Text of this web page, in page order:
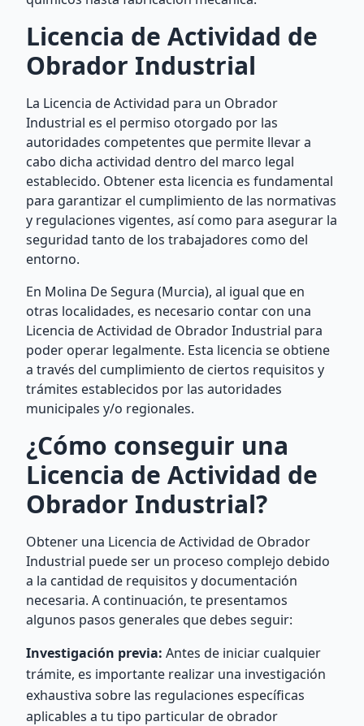
Licencia de Actividad de
Obrador Industrial
La Licencia de Actividad para un Obrador
Industrial es el permiso otorgado por las
autoridades competentes que permite llevar a
cabo dicha actividad dentro del marco legal
establecido. Obtener esta licencia es fundamental
para garantizar el cumplimiento de las normativas
y regulaciones vigentes, así como para asegurar la
seguridad tanto de los trabajadores como del
entorno.
En Molina De Segura (Murcia), al igual que en
otras localidades, es necesario contar con una
Licencia de Actividad de Obrador Industrial para
poder operar legalmente. Esta licencia se obtiene
a través del cumplimiento de ciertos requisitos y
trámites establecidos por las autoridades
municipales y/o regionales.
¿Cómo conseguir una
Licencia de Actividad de
Obrador Industrial?
Obtener una Licencia de Actividad de Obrador
Industrial puede ser un proceso complejo debido
a la cantidad de requisitos y documentación
necesaria. A continuación, te presentamos
algunos pasos generales que debes seguir:
Investigación previa: Antes de iniciar cualquier
trámite, es importante realizar una investigación
exhaustiva sobre las regulaciones específicas
aplicables a tu tipo particular de obrador